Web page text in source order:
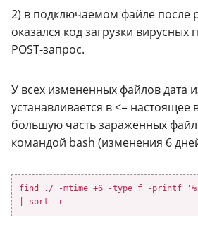
2) в подключаемом файле после
оказался код загрузки вирусных
POST-запрос.
У всех измененных файлов дата
устанавливается в <= настоящее
большую часть зараженных
командой bash (изменения 6
find ./ -mtime +6 -type f -printf '%TY-
| sort -r